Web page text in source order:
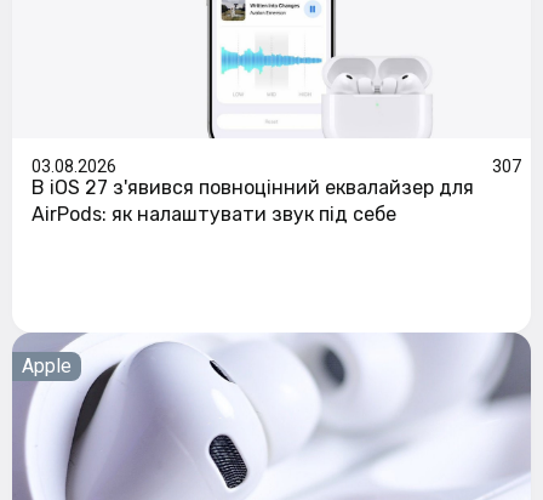
03.08.2026 307
В iOS 27 з'явився повноцінний еквалайзер для
AirPods: як налаштувати звук під себе
Apple